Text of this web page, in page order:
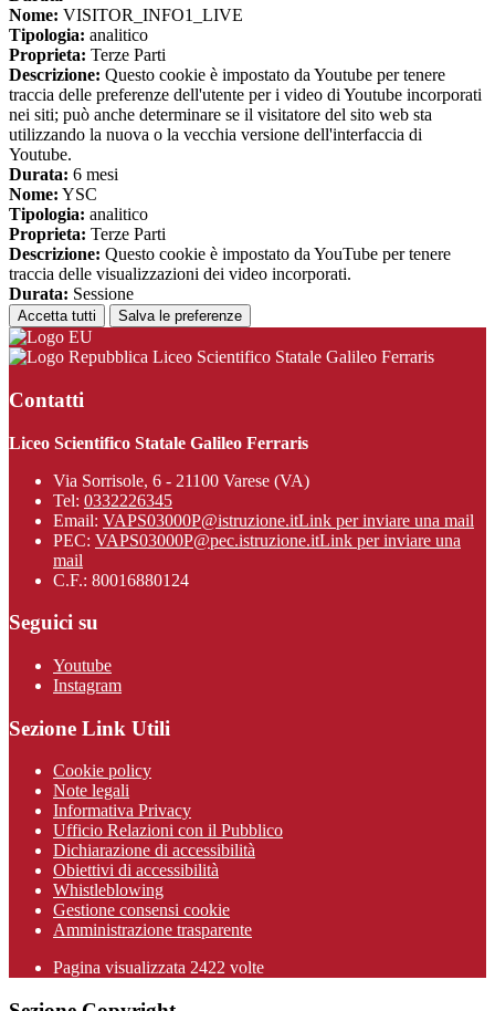
Nome: VISITOR_INFO1_LIVE
Tipologia: analitico
Proprieta: Terze Parti
Descrizione: Questo cookie è impostato da Youtube per tenere
traccia delle preferenze dell'utente per i video di Youtube incorporati
nei siti; può anche determinare se il visitatore del sito web sta
utilizzando la nuova o la vecchia versione dell'interfaccia di
Youtube.
Durata: 6 mesi
Nome: YSC
Tipologia: analitico
Proprieta: Terze Parti
Descrizione: Questo cookie è impostato da YouTube per tenere
traccia delle visualizzazioni dei video incorporati.
Durata: Sessione
Accetta tutti Salva le preferenze
Liceo Scientifico Statale Galileo Ferraris
Contatti
Liceo Scientifico Statale Galileo Ferraris
Via Sorrisole, 6 - 21100 Varese (VA)
Tel: 0332226345
Email: VAPS03000P@istruzione.itLink per inviare una mail
PEC: VAPS03000P@pec.istruzione.itLink per inviare una
mail
C.F.: 80016880124
Seguici su
Youtube
Instagram
Sezione Link Utili
Cookie policy
Note legali
Informativa Privacy
Ufficio Relazioni con il Pubblico
Dichiarazione di accessibilità
Obiettivi di accessibilità
Whistleblowing
Gestione consensi cookie
Amministrazione trasparente
Pagina visualizzata 2422 volte